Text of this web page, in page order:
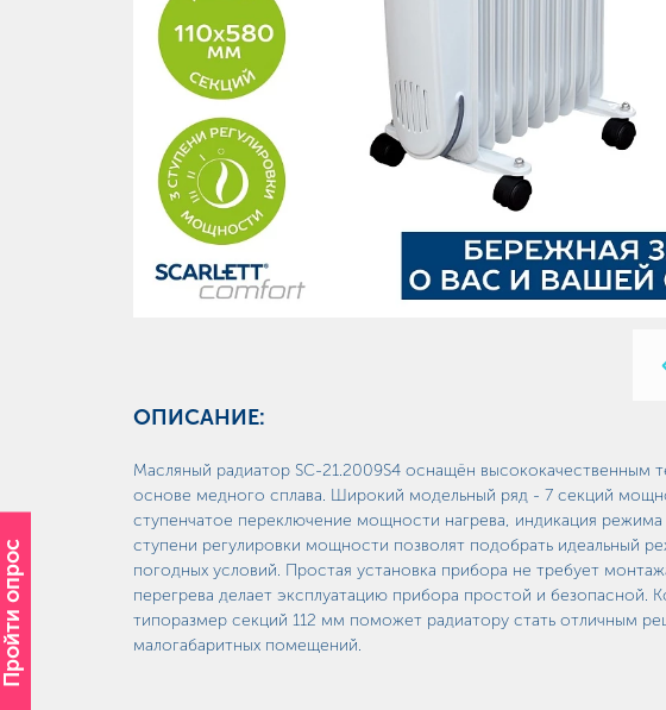
Пройти опрос
ОПИСАНИЕ:
Масляный радиатор SC-21.2009S4 оснащён высококачественным
основе медного сплава. Широкий модельный ряд - 7 секций
ступенчатое переключение мощности нагрева, индикация режима
ступени регулировки мощности позволят подобрать идеальный
погодных условий. Простая установка прибора не требует
перегрева делает эксплуатацию прибора простой и безопасной.
типоразмер секций 112 мм поможет радиатору стать отличным
малогабаритных помещений.